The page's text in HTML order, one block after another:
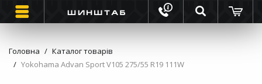
ШИНИ
Головна
Каталог товарів
Yokohama Advan Sport V105 275/55 R19 111W